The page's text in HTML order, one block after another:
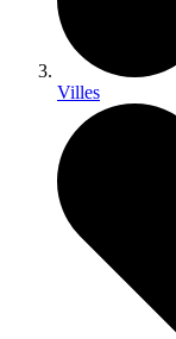
Villes